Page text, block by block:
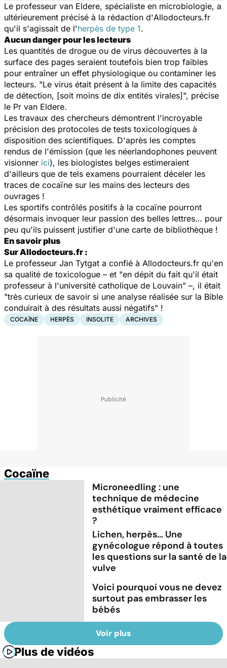
Le professeur van Eldere, spécialiste en microbiologie, a
ultérieurement précisé à la rédaction d'Allodocteurs.fr
qu'il s'agissait de l'herpès de type 1.
Aucun danger pour les lecteurs
Les quantités de drogue ou de virus découvertes à la
surface des pages seraient toutefois bien trop faibles
pour entraîner un effet physiologique ou contaminer les
lecteurs. "Le virus était présent à la limite des capacités
de détection, [soit moins de dix entités virales]", précise
le Pr van Eldere.
Les travaux des chercheurs démontrent l'incroyable
précision des protocoles de tests toxicologiques à
disposition des scientifiques. D'après les comptes
rendus de l'émission (que les néerlandophones peuvent
visionner ici), les biologistes belges estimeraient
d'ailleurs que de tels examens pourraient déceler les
traces de cocaïne sur les mains des lecteurs des
ouvrages !
Les sportifs contrôlés positifs à la cocaïne pourront
désormais invoquer leur passion des belles lettres… pour
peu qu'ils puissent justifier d'une carte de bibliothèque !
En savoir plus
Sur Allodocteurs.fr :
Le professeur Jan Tytgat a confié à Allodocteurs.fr qu'en
sa qualité de toxicologue – et "en dépit du fait qu'il était
professeur à l'université catholique de Louvain" –, il était
"très curieux de savoir si une analyse réalisée sur la Bible
conduirait à des résultats aussi négatifs" !
COCAÏNE HERPÈS INSOLITE ARCHIVES
Cocaïne
Microneedling : une
technique de médecine
esthétique vraiment efficace
?
Lichen, herpès... Une
gynécologue répond à toutes
les questions sur la santé de la
vulve
Voici pourquoi vous ne devez
surtout pas embrasser les
bébés
Voir plus
Plus de vidéos